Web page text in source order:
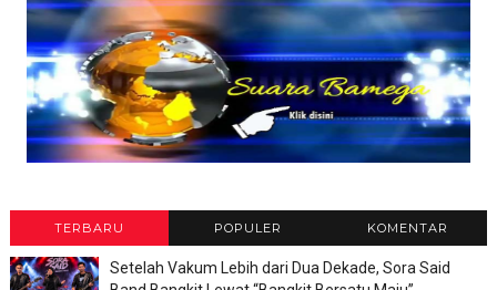
TERBARU POPULER KOMENTAR
Setelah Vakum Lebih dari Dua Dekade, Sora Said